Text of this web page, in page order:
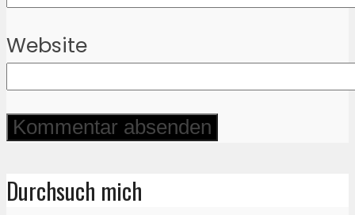
Website
Durchsuch mich